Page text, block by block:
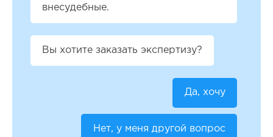
внесудебные.
Вы хотите заказать экспертизу?
Да, хочу
Нет, у меня другой вопрос